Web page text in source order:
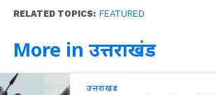
RELATED TOPICS: FEATURED
More in उत्तराखंड
उत्तराखंड